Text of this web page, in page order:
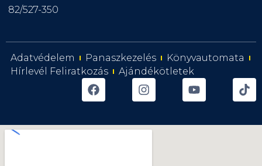
82/527-350
Adatvédelem Panaszkezelés
Könyvautomata
Hírlevél Feliratkozás
Ajándékötletek